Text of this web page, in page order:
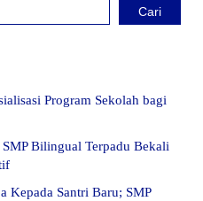
Cari
Program Sekolah bagi
Bilingual Terpadu Bekali
Kepada Santri Baru; SMP